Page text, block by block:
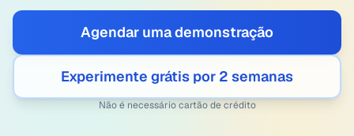
Agendar uma demonstração
Experimente grátis por 2 semanas
Não é necessário cartão de crédito